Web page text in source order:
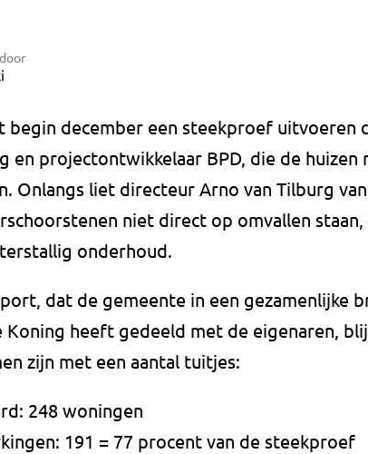
begin december een steekproef uitvoeren
en projectontwikkelaar BPD, die de huizen
Onlangs liet directeur Arno van Tilburg
niet direct op omvallen
onderhoud.
dat de gemeente in een gezamenlijke
Koning heeft gedeeld met de eigenaren,
zijn met een aantal tuitjes:
248 woningen
191 = 77 procent van de steekproef